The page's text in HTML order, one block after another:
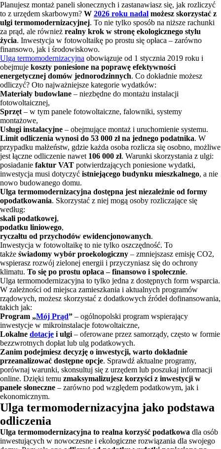
Planujesz montaż paneli słonecznych i zastanawiasz się, jak rozliczyć
to z urzędem skarbowym? W 2026 roku nadal możesz skorzystać z
ulgi termomodernizacyjnej. To nie tylko sposób na niższe rachunki
za prąd, ale również realny krok w stronę ekologicznego stylu
życia. Inwestycja w fotowoltaikę po prostu się opłaca – zarówno
finansowo, jak i środowiskowo.
Ulga termomodernizacyjna obowiązuje od 1 stycznia 2019 roku i
obejmuje koszty poniesione na poprawę efektywności
energetycznej domów jednorodzinnych. Co dokładnie możesz
odliczyć? Oto najważniejsze kategorie wydatków:
Materiały budowlane – niezbędne do montażu instalacji
fotowoltaicznej,
Sprzęt – w tym panele fotowoltaiczne, falowniki, systemy
montażowe,
Usługi instalacyjne – obejmujące montaż i uruchomienie systemu.
Limit odliczenia wynosi do 53 000 zł na jednego podatnika. W
przypadku małżeństw, gdzie każda osoba rozlicza się osobno, możliwe
jest łączne odliczenie nawet 106 000 zł. Warunki skorzystania z ulgi:
posiadanie faktur VAT potwierdzających poniesione wydatki,
inwestycja musi dotyczyć istniejącego budynku mieszkalnego, a nie
nowo budowanego domu.
Ulga termomodernizacyjna dostępna jest niezależnie od formy
opodatkowania. Skorzystać z niej mogą osoby rozliczające się
według:
skali podatkowej,
podatku liniowego,
ryczałtu od przychodów ewidencjonowanych.
Inwestycja w fotowoltaikę to nie tylko oszczędność. To
także świadomy wybór proekologiczny – zmniejszasz emisję CO2,
wspierasz rozwój zielonej energii i przyczyniasz się do ochrony
klimatu. To się po prostu opłaca – finansowo i społecznie.
Ulga termomodernizacyjna to tylko jedna z dostępnych form wsparcia.
W zależności od miejsca zamieszkania i aktualnych programów
rządowych, możesz skorzystać z dodatkowych źródeł dofinansowania,
takich jak:
Program „Mój Prąd” – ogólnopolski program wspierający
inwestycje w mikroinstalacje fotowoltaiczne,
Lokalne dotacje i ulgi – oferowane przez samorządy, często w formie
bezzwrotnych dopłat lub ulg podatkowych.
Zanim podejmiesz decyzję o inwestycji, warto dokładnie
przeanalizować dostępne opcje. Sprawdź aktualne programy,
porównaj warunki, skonsultuj się z urzędem lub poszukaj informacji
online. Dzięki temu zmaksymalizujesz korzyści z inwestycji w
panele słoneczne – zarówno pod względem podatkowym, jak i
ekonomicznym.
Ulga termomodernizacyjna jako podstawa
odliczenia
Ulga termomodernizacyjna to realna korzyść podatkowa dla osób
inwestujących w nowoczesne i ekologiczne rozwiązania dla swojego